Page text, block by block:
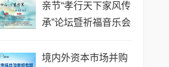
亲节“孝行天下家风传
承”论坛暨祈福音乐会
境内外资本市场并购